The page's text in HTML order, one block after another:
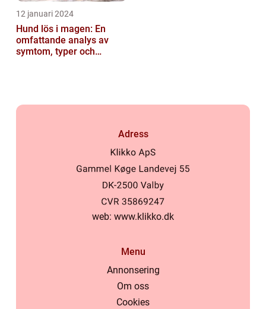
12 januari 2024
Hund lös i magen: En
omfattande analys av
symtom, typer och
Adress
web: www.klikko.dk
Menu
Annonsering
Om oss
Cookies